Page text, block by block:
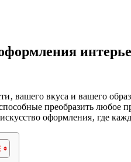
вашего вкуса и вашего
преобразить
оформления‚ где